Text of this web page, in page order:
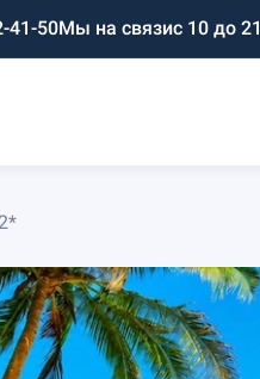
41-50Мы на связис 10 до 21